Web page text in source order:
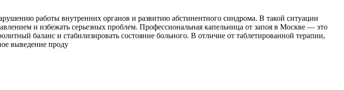
работы внутренних органов и развитию абстинентного синдрома. В такой ситуации
и избежать серьезных проблем. Профессиональная капельница от запоя в Москве — это
баланс и стабилизировать состояние больного. В отличие от таблетированной терапии,
выведение проду